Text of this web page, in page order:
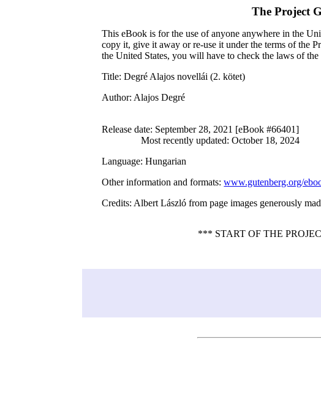
The Project
This eBook is for the use of anyone anywhere in the
copy it, give it away or re-use it under the terms of the
the United States, you will have to check the laws of
Title: Degré Alajos novellái (2. kötet)
Author: Alajos Degré
Release date: September 28, 2021 [eBook #66401]
Most recently updated: October 18, 2024
Language: Hungarian
Other information and formats:www.gutenberg.org/
Credits: Albert László from page images generously
*** START OF THE